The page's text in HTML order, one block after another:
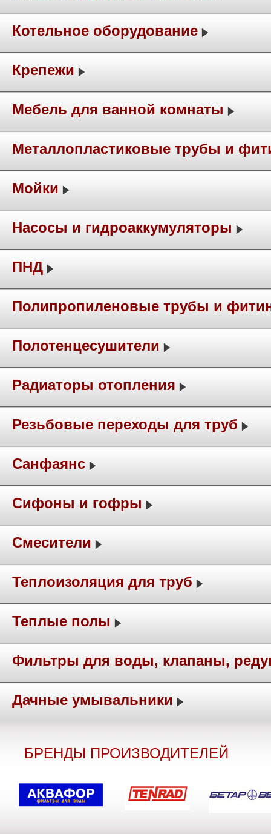
Котельное оборудование
Крепежи
Мебель для ванной комнаты
Металлопластиковые трубы и
Мойки
Насосы и гидроаккумуляторы
ПНД
Полипропиленовые трубы и
Полотенцесушители
Радиаторы отопления
Резьбовые переходы для труб
Санфаянс
Сифоны и гофры
Смесители
Теплоизоляция для труб
Теплые полы
Фильтры для воды, клапаны,
Дачные умывальники
БРЕНДЫ ПРОИЗВОДИТЕЛЕЙ